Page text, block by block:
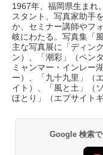
1967年、福岡県生まれ
スタント、写真家助手
か、セミナー講師やフ
岐にわたる。写真集「
主な写真展に「ディン
ン）、「潮彩」（ペン
ミャンマー・インレー
ー）、「九十九里」（
イト）、「風と土」（
ほとり」（エプサイト
Google 検索